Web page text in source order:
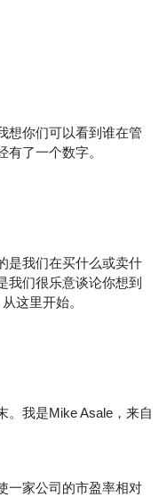
想你们可以看到谁在管
了一个数字。
是我们在买什么或卖什
我们很乐意谈论你想到
这里开始。
。我是Mike Asale，来自
一家公司的市盈率相对